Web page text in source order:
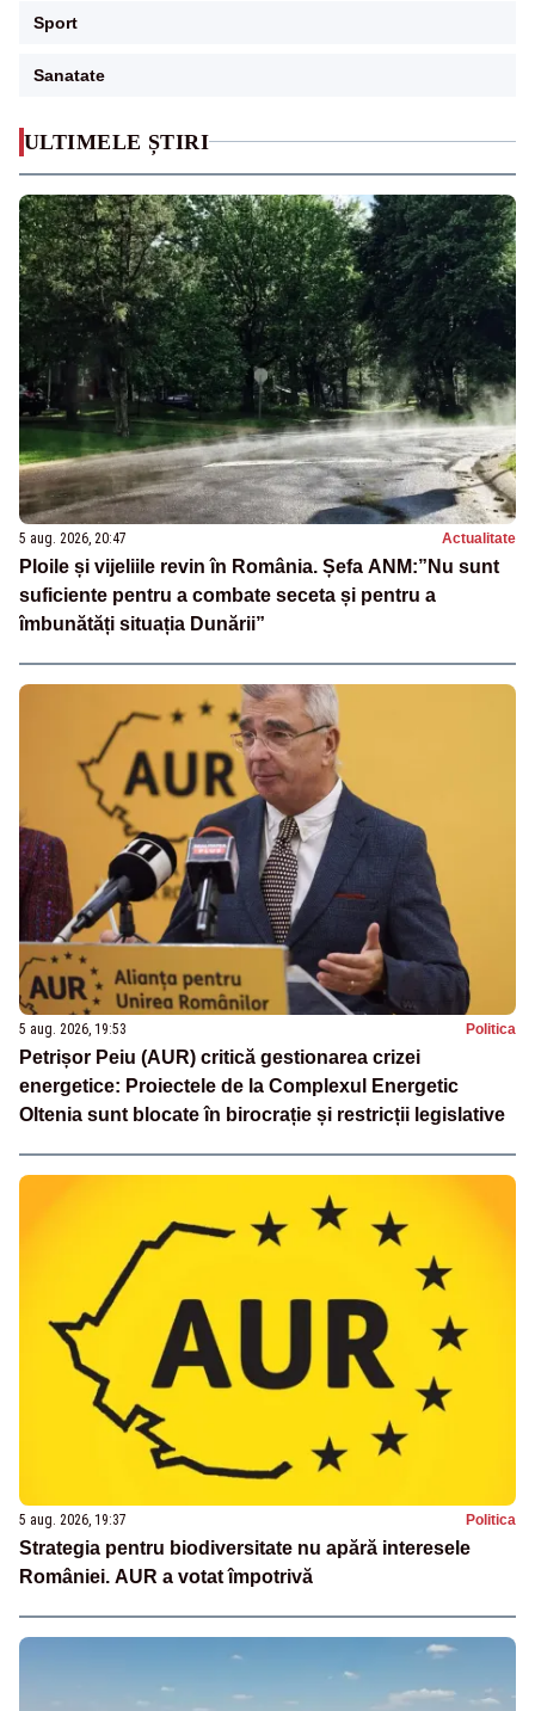
ULTIMELE ȘTIRI
5 aug. 2026, 20:47 Actualitate
Ploile și vijeliile revin în România. Șefa ANM:”Nu sunt
suficiente pentru a combate seceta și pentru a
îmbunătăți situația Dunării”
5 aug. 2026, 19:53 Politica
Petrișor Peiu (AUR) critică gestionarea crizei
energetice: Proiectele de la Complexul Energetic
Oltenia sunt blocate în birocrație și restricții legislative
5 aug. 2026, 19:37 Politica
Strategia pentru biodiversitate nu apără interesele
României. AUR a votat împotrivă
Sport
Sanatate